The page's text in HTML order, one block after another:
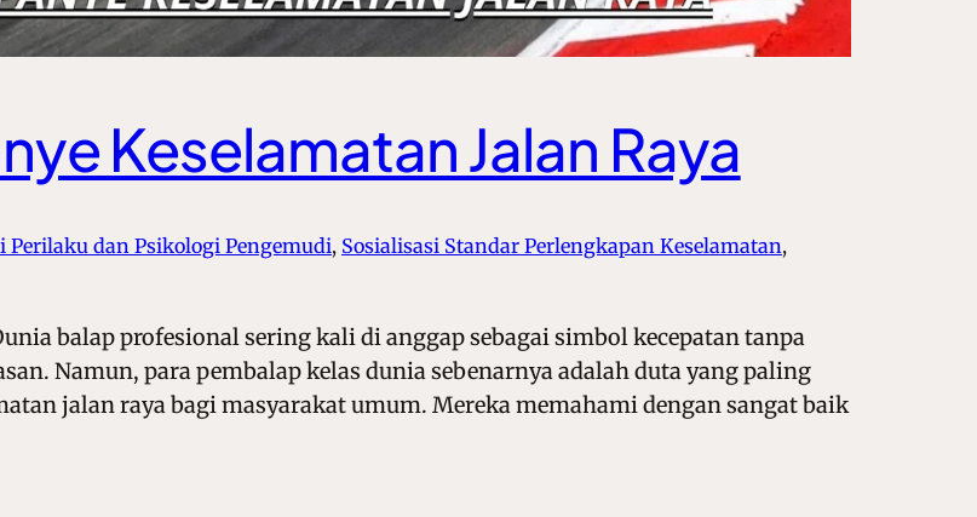
Keselamatan Jalan Raya
Perilaku dan Psikologi Pengemudi, Sosialisasi Standar Perlengkapan Keselamatan
balap profesional sering kali di anggap sebagai simbol kecepatan tanpa
Namun, para pembalap kelas dunia sebenarnya adalah duta yang paling
jalan raya bagi masyarakat umum. Mereka memahami dengan sangat baik